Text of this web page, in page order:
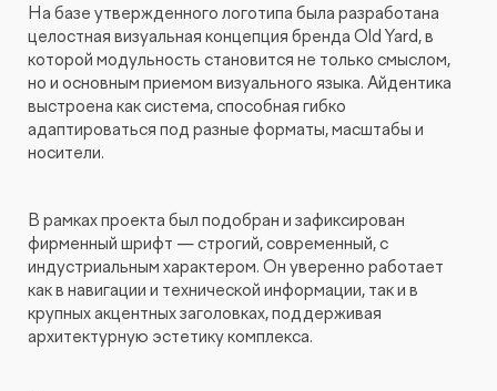
На базе утвержденного логотипа была разработана
целостная визуальная концепция бренда Old Yard, в
которой модульность становится не только смыслом,
но и основным приемом визуального языка. Айдентика
выстроена как система, способная гибко
адаптироваться под разные форматы, масштабы и
носители.
В рамках проекта был подобран и зафиксирован
фирменный шрифт — строгий, современный, с
индустриальным характером. Он уверенно работает
как в навигации и технической информации, так и в
крупных акцентных заголовках, поддерживая
архитектурную эстетику комплекса.